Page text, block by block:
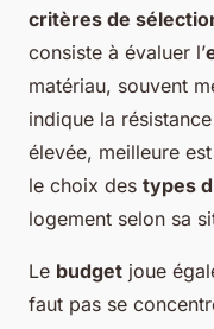
critères de
consiste à évaluer l’
matériau, souvent
indique la
élevée, meilleure
le choix des types
logement selon sa
Le budget joue
faut pas se